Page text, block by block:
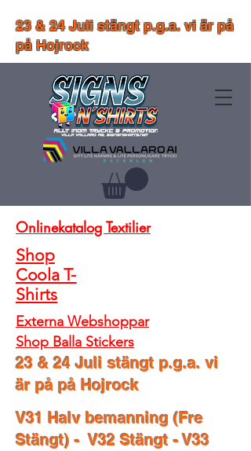
Shop
Coola T-
Shirts
Onlinekatalog Textilier
Externa Webshoppar
Shop Balla Stickers
23 & 24 Juli stängt p.g.a. vi
är på på Hojrock
23 & 24 Juli stängt p.g.a. vi är på
på Hojrock
V31 Halv bemanning (Fre
Stängt) - V32 Stängt - V33